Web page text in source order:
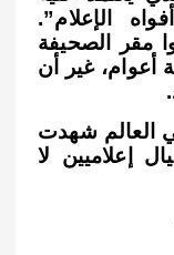
الإعلام”.
مقر الصحيفة
أعوام، غير أن
شمل 12 دولة في العالم شهدت
إعلاميين لا